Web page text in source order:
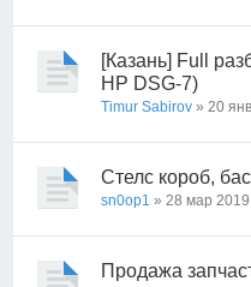
[Казань] Full
HP DSG-7)
Timur Sabirov » 20
Стелс короб,
sn0op1 » 28 мар 2019
Продажа